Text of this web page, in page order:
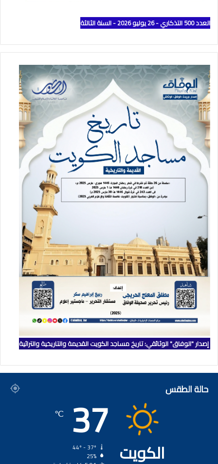
العدد 500 التذكاري - 26 يوليو 2026 - السنة الثالثة
إصدار "الوفاق" الوثائقي: تاريخ مساجد الكويت القديمة والتاريخية والتراثية
حالة الطقس
الكويت
37
℃
25%